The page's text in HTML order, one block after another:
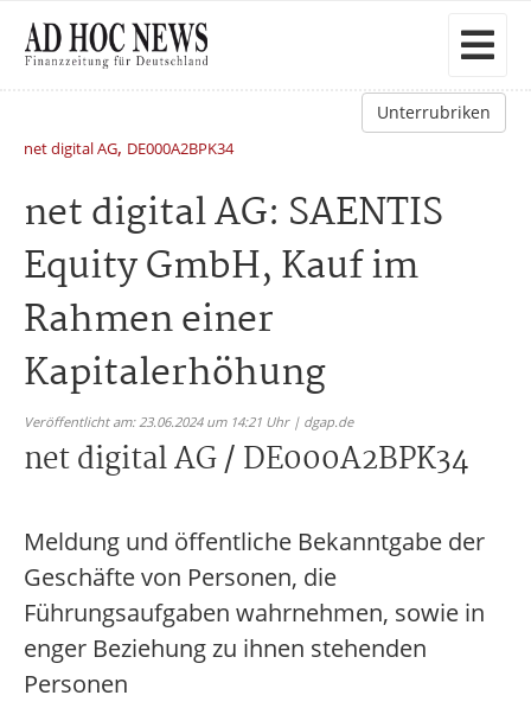
Unterrubriken
net digital AG, DE000A2BPK34
net digital AG: SAENTIS
Equity GmbH, Kauf im
Rahmen einer
Kapitalerhöhung
Veröffentlicht am: 23.06.2024 um 14:21 Uhr | dgap.de
net digital AG / DE000A2BPK34
Meldung und öffentliche Bekanntgabe der
Geschäfte von Personen, die
Führungsaufgaben wahrnehmen, sowie in
enger Beziehung zu ihnen stehenden
Personen